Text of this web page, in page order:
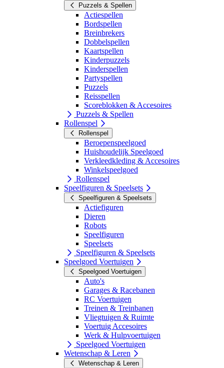
Puzzels & Spellen
Actiespellen
Bordspellen
Breinbrekers
Dobbelspellen
Kaartspellen
Kinderpuzzels
Kinderspellen
Partyspellen
Puzzels
Reisspellen
Scoreblokken & Accesoires
Puzzels & Spellen
Rollenspel
Rollenspel
Beroepenspeelgoed
Huishoudelijk Speelgoed
Verkleedkleding & Accesoires
Winkelspeelgoed
Rollenspel
Speelfiguren & Speelsets
Speelfiguren & Speelsets
Actiefiguren
Dieren
Robots
Speelfiguren
Speelsets
Speelfiguren & Speelsets
Speelgoed Voertuigen
Speelgoed Voertuigen
Auto's
Garages & Racebanen
RC Voertuigen
Treinen & Treinbanen
Vliegtuigen & Ruimte
Voertuig Accesoires
Werk & Hulpvoertuigen
Speelgoed Voertuigen
Wetenschap & Leren
Wetenschap & Leren